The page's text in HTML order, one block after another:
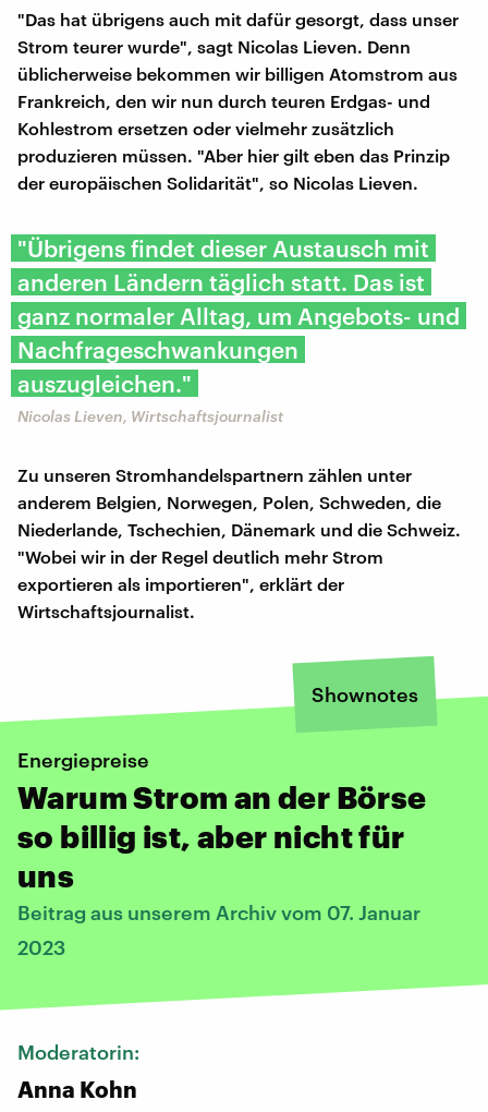
"Das hat übrigens auch mit dafür gesorgt, dass unser
Strom teurer wurde", sagt Nicolas Lieven. Denn
üblicherweise bekommen wir billigen Atomstrom aus
Frankreich, den wir nun durch teuren Erdgas- und
Kohlestrom ersetzen oder vielmehr zusätzlich
produzieren müssen. "Aber hier gilt eben das Prinzip
der europäischen Solidarität", so Nicolas Lieven.
"Übrigens findet dieser Austausch mit
anderen Ländern täglich statt. Das ist
ganz normaler Alltag, um Angebots- und
Nachfrageschwankungen
auszugleichen."
Nicolas Lieven, Wirtschaftsjournalist
Zu unseren Stromhandelspartnern zählen unter
anderem Belgien, Norwegen, Polen, Schweden, die
Niederlande, Tschechien, Dänemark und die Schweiz.
"Wobei wir in der Regel deutlich mehr Strom
exportieren als importieren", erklärt der
Wirtschaftsjournalist.
Shownotes
Energiepreise
Warum Strom an der Börse
so billig ist, aber nicht für
uns
Beitrag aus unserem Archiv vom 07. Januar
2023
Moderatorin:
Anna Kohn